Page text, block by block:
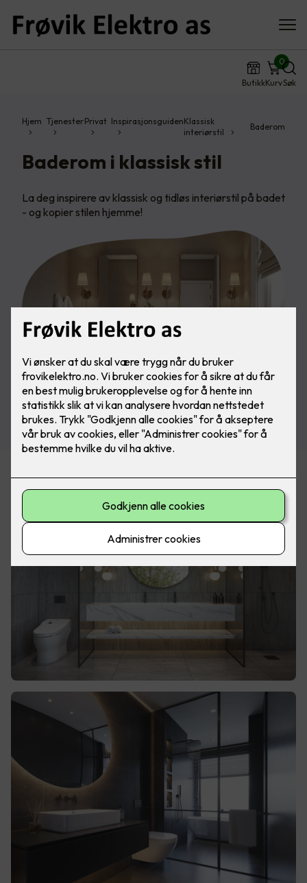
ButikkKurv
0
Søk
Hjem TjenesterPrivat InspirasjonsguidenKlassisk
interiørstil
Baderom
Baderom i klassisk stil
La deg inspirere av klassisk og tidløs interiørstil på badet
- og kopier stilen hjemme!